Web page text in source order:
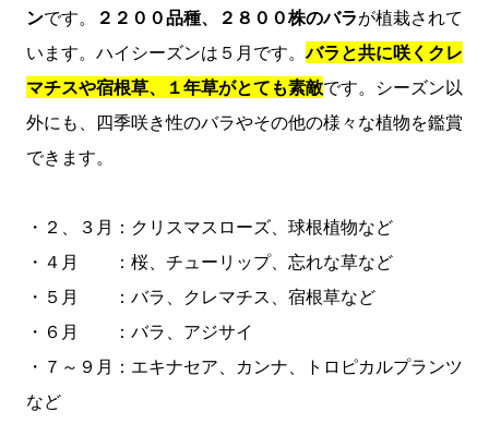
ンです。 ２２００品種、２８００株のバラが植栽されて
います。ハイシーズンは５月です。バラと共に咲くクレ
マチスや宿根草、１年草がとても素敵です。シーズン以
外にも、四季咲き性のバラやその他の様々な植物を鑑賞
できます。
・２、３月：クリスマスローズ、球根植物など
・４月 ：桜、チューリップ、忘れな草など
・５月 ：バラ、クレマチス、宿根草など
・６月 ：バラ、アジサイ
・７～９月：エキナセア、カンナ、トロピカルプランツ
など